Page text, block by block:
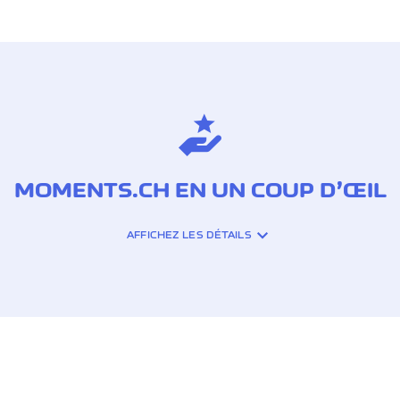
MOMENTS.CH EN UN COUP D’ŒIL
AFFICHEZ LES DÉTAILS